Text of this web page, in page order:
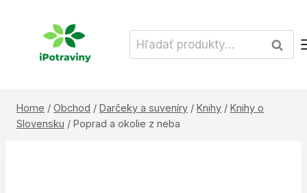
Hľadať:
Home / Obchod / Darčeky a suveníry / Knihy / Knihy o
Slovensku / Poprad a okolie z neba